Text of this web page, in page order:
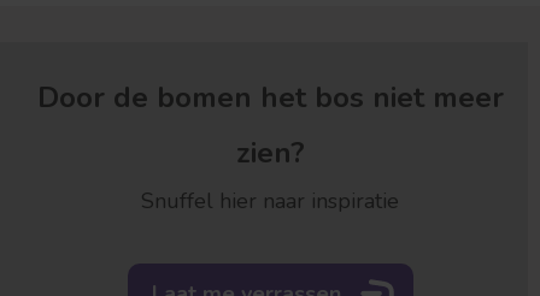
Door de bomen het bos niet meer
zien?
Snuffel hier naar inspiratie